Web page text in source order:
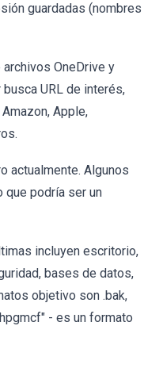
guardadas (nombres
OneDrive y
URL de interés,
Apple,
actualmente. Algunos
podría ser un
incluyen escritorio,
bases de datos,
objetivo son .bak,
- es un formato